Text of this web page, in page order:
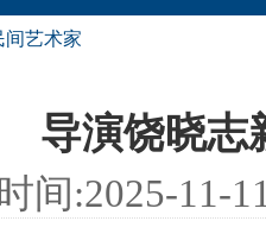
间艺术家
导演饶晓志
间:2025-11-